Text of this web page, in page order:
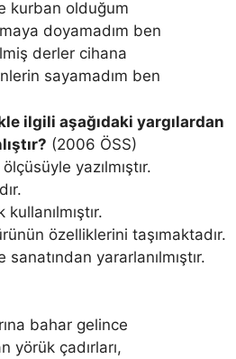
kurban olduğum
doyamadım ben
derler cihana
sayamadım ben
ilgili aşağıdaki yargılardan
(2006 ÖSS)
yazılmıştır.
özelliklerini taşımaktadır.
sanatından yararlanılmıştır.
bahar gelince
yörük çadırları,